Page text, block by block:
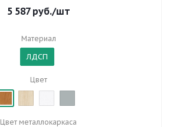
5 587руб./шт
Материал
ЛДСП
Цвет
Цвет металлокаркаса